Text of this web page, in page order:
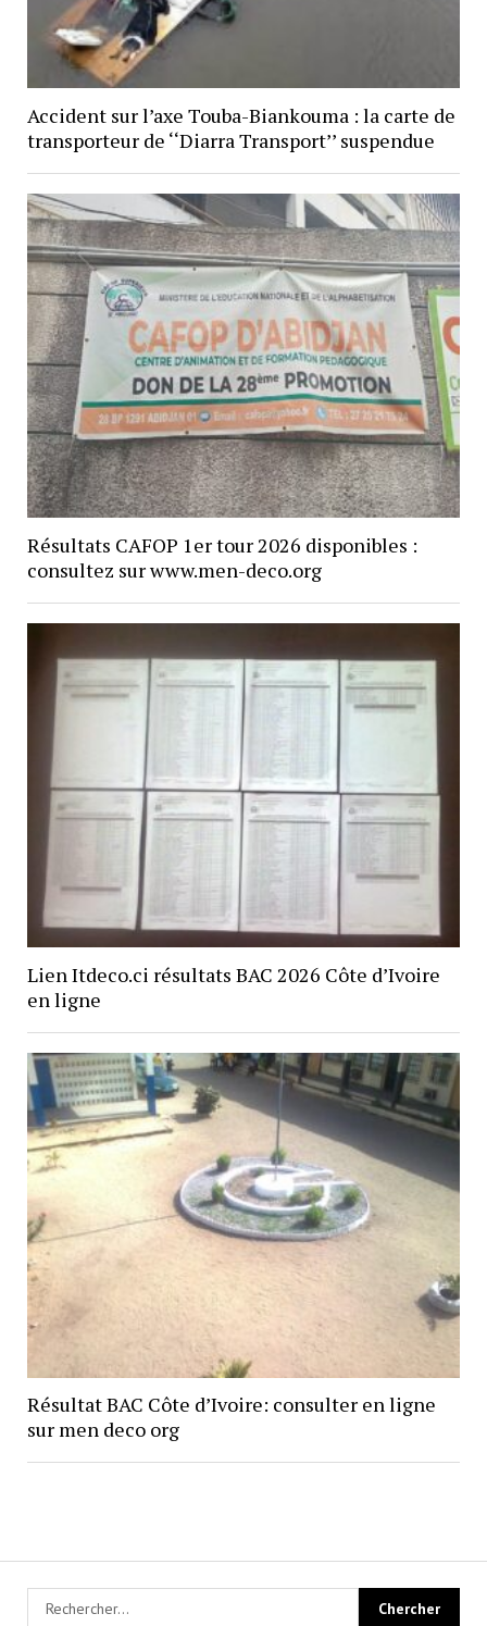
Accident sur l’axe Touba-Biankouma : la carte de
transporteur de ‘‘Diarra Transport’’ suspendue
Résultats CAFOP 1er tour 2026 disponibles :
consultez sur www.men-deco.org
Lien Itdeco.ci résultats BAC 2026 Côte d’Ivoire
en ligne
Résultat BAC Côte d’Ivoire: consulter en ligne
sur men deco org